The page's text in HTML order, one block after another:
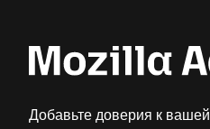
Добавьте доверия к